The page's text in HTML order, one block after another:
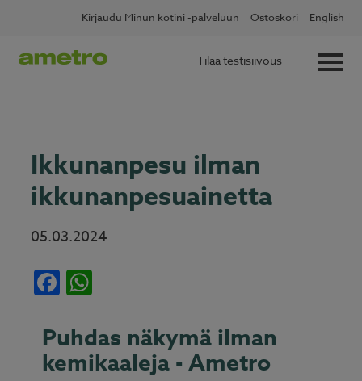
content
Kirjaudu Minun kotini -palveluun Ostoskori English
Tilaa testisiivous
Kotitalousvähennys nyt 60 % Lue lisää ✖
Ikkunanpesu ilman
ikkunanpesuainetta
05.03.2024
Facebook
Puhdas näkymä ilman
kemikaaleja - Ametro